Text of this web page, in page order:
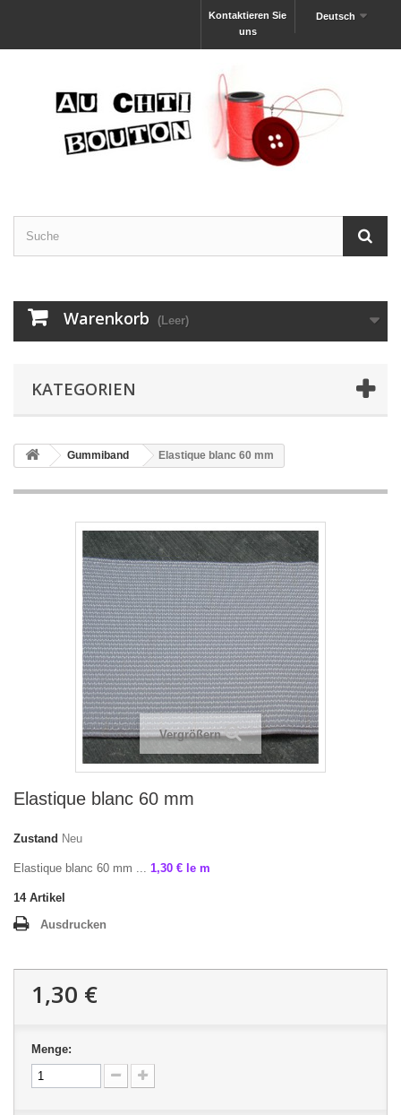
Deutsch
Kontaktieren Sie
uns
Warenkorb (Leer)
KATEGORIEN
Gummiband Elastique blanc 60 mm
Vergrößern
Elastique blanc 60 mm
Zustand Neu
Elastique blanc 60 mm ... 1,30 € le m
14 Artikel
Ausdrucken
1,30 €
Menge: